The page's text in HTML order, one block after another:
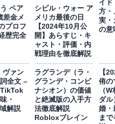
ペア
差金メ
プロフ
歴完全
シビル・ウォー ア
メリカ最後の日
【2024年10月公
開】あらすじ・キ
ャスト・評価・内
戦理由を徹底解説
イド
方・
実・
の意
ヴァン
全文 –
・
解説
ラグランデ（ラ・
グランデ・コンビ
ナシオン）の価値
と絶滅版の入手方
法徹底解説
Robloxブレイン
【
侑の
（
ダル
婚・
ま